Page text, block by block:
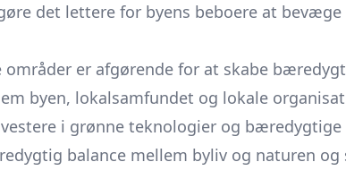
det lettere for byens beboere at
områder er afgørende for at skabe
byen, lokalsamfundet og lokale
i grønne teknologier og
balance mellem byliv og naturen og